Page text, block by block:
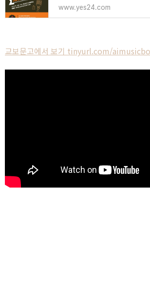
www.yes24.com
교보문고에서 보기 tinyurl.com/